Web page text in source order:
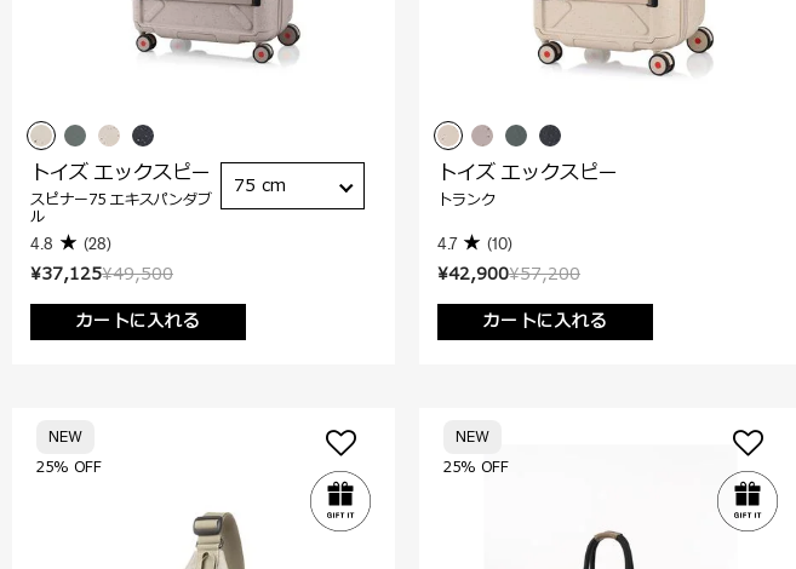
¥49,500
¥37,125
カートに入れる
トイズ エックスピー
スピナー75 エキスパンダブ
ル
4.8 (28)
75 cm
¥57,200
¥42,900
カートに入れる
トイズ エックスピー
トランク
4.7 (10)
25% OFF
NEW
25% OFF
NEW